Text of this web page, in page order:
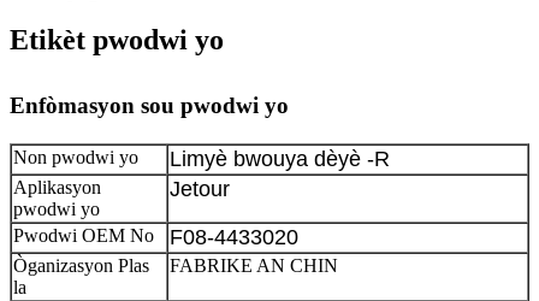
Etikèt pwodwi yo
Enfòmasyon sou pwodwi yo
Non pwodwi yo Limyè bwouya dèyè -R
Aplikasyon
pwodwi yo
Jetour
Pwodwi OEM No F08-4433020
Òganizasyon Plas
la
FABRIKE AN CHIN